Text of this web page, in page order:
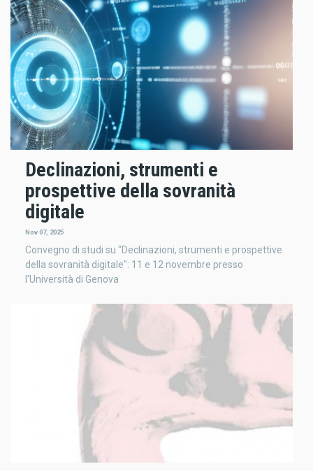
Declinazioni, strumenti e
prospettive della sovranità
digitale
Nov 07, 2025
Convegno di studi su "Declinazioni, strumenti e prospettive
della sovranità digitale": 11 e 12 novembre presso
l'Università di Genova